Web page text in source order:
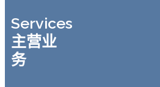
Services
主营业
务